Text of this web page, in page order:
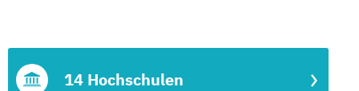
14 Hochschulen